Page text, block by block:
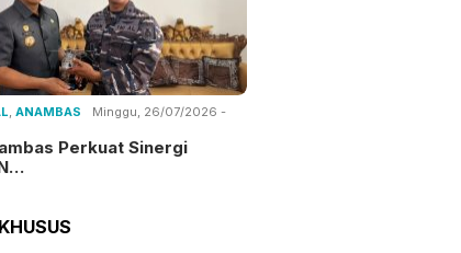
,ANAMBAS
Minggu, 26/07/2026 -
Perkuat Sinergi